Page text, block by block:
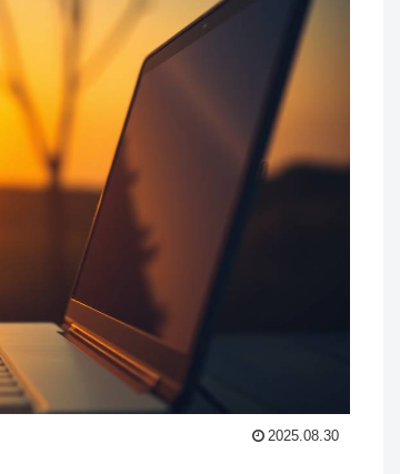
2025.08.30